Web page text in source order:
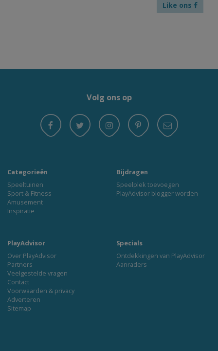
Like ons
Volg ons op
Categorieën
Speeltuinen
Sport & Fitness
Amusement
Inspiratie
Bijdragen
Speelplek toevoegen
PlayAdvisor blogger worden
PlayAdvisor
Over PlayAdvisor
Partners
Veelgestelde vragen
Contact
Voorwaarden & privacy
Adverteren
Sitemap
Specials
Ontdekkingen van PlayAdvisor
Aanraders